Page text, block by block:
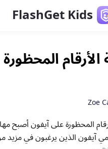
FlashGet Kids
الأرقام
المحظورة على آيفون أصبح
آيفون الذين يرغبون في مزيد